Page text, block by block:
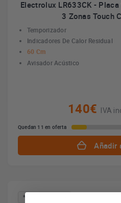
Electrolux LR633CK -
3 Zonas Touch
Temporizador
Indicadores De Calor Residual
60 Cm
Avisador Acústico
140€ IVA
Quedan 11 en oferta
Añadir
*Envío gratuito